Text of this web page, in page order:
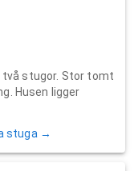
två stugor. Stor tomt
Husen ligger
stuga →